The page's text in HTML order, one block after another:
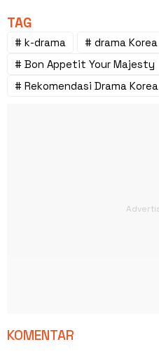
TAG
# k-drama
# drama Korea
# Bon Appetit Your Majesty
# Rekomendasi Drama Korea
KOMENTAR